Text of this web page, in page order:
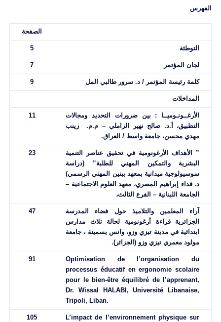
الفهرس
الصفحة
التوطئة 5
لجان المؤتمر 7
كلمة رئيسة المؤتمر / د. سرور طالبي المل 9
المداخلات
الأرغــونـوميــا : بين ضرورات التحديد ومجالات
التطبيق، أ.د. صالح نهير الزاملي – م.م. زينب
مهدي محسن، جامعة واسط / العراق.
11
” الأهداف الأرغونومية في تحقيق عناصر التنمية
البشرية والتمكين المهني للطلبة” (دراسة
سوسيولوجية ميدانية بمعهد ببنين المهني الرسمي)
د. فداء إبراهيم المصري، معهد العلوم الاجتماعية –
الجامعة اللبنانية – الفرع الثالث،
23
آراء المعلمين والتلاميذ حول فضاء المدرسة
الجزائرية قراءة أرغونومية لحالة ثلاث مدارس
ابتدائية في مدينة تيزي وزو، وانس يسمينة ، جامعة
مولود معمري تيزي وزو (الجزائر).
47
Optimisation de l’organisation du
processus éducatif en ergonomie scolaire
pour le bien-être équilibré de l’apprenant,
Dr. Wissal HALABI, Université Libanaise,
Tripoli, Liban.
91
L’impact de l’environnement physique sur
105